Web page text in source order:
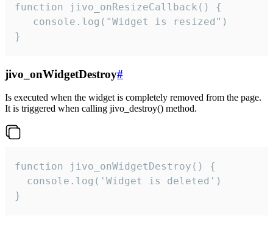
function jivo_onResizeCallback() {
   console.log("Widget is resized")
}
jivo_onWidgetDestroy#
Is executed when the widget is completely removed from the page.
It is triggered when calling jivo_destroy() method.
function jivo_onWidgetDestroy() {
  console.log('Widget is deleted')
}